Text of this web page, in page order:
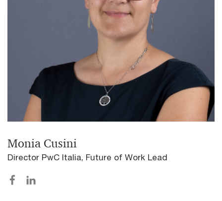
Monia Cusini
Director PwC Italia, Future of Work Lead